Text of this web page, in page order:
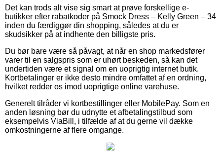
Det kan trods alt vise sig smart at prøve forskellige e-
butikker efter rabatkoder på Smock Dress – Kelly Green – 34
inden du færdiggør din shopping, således at du er
skudsikker på at indhente den billigste pris.
Du bør bare være så påvagt, at når en shop markedsfører
varer til en salgspris som er uhørt beskeden, så kan det
undertiden være et signal om en uoprigtig internet butik.
Kortbetalinger er ikke desto mindre omfattet af en ordning,
hvilket redder os imod uoprigtige online varehuse.
Generelt tilråder vi kortbestillinger eller MobilePay. Som en
anden løsning bør du udnytte et afbetalingstilbud som
eksempelvis ViaBill, i tilfælde af at du gerne vil dække
omkostningerne af flere omgange.